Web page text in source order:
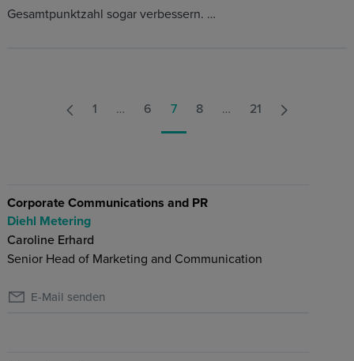
Gesamtpunktzahl sogar verbessern. …
1 … 6 7 8 … 21
Corporate Communications and PR
Diehl Metering
Caroline Erhard
Senior Head of Marketing and Communication
E-Mail senden